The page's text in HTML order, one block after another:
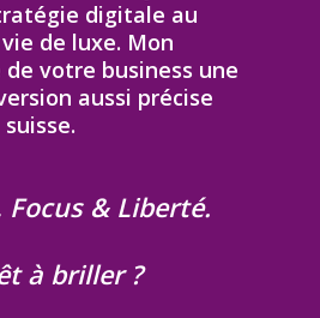
digitale au
de luxe. Mon
votre business une
aussi précise
Focus & Liberté.
à briller ?